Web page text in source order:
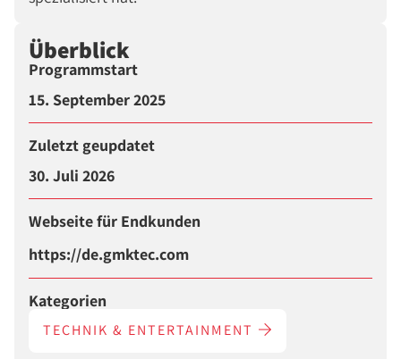
Überblick
Programmstart
15. September 2025
Zuletzt geupdatet
30. Juli 2026
Webseite für Endkunden
https://de.gmktec.com
Kategorien
TECHNIK & ENTERTAINMENT